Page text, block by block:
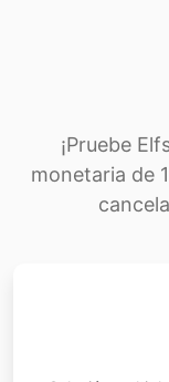
¡Pruebe
monetaria de